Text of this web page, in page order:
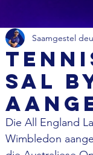
sal
Saamgestel
Die All England
Wimbledon